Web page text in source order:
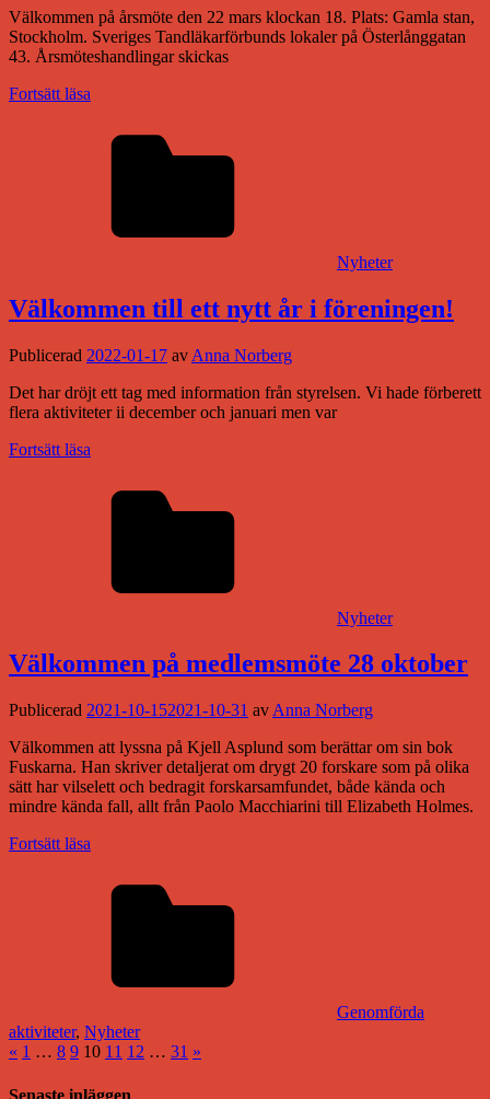
Välkommen på årsmöte den 22 mars klockan 18. Plats: Gamla stan,
Stockholm. Sveriges Tandläkarförbunds lokaler på Österlånggatan
43. Årsmöteshandlingar skickas
Fortsätt läsa
Nyheter
Välkommen till ett nytt år i föreningen!
Publicerad 2022-01-17 av Anna Norberg
Det har dröjt ett tag med information från styrelsen. Vi hade förberett
flera aktiviteter ii december och januari men var
Fortsätt läsa
Nyheter
Välkommen på medlemsmöte 28 oktober
Publicerad 2021-10-152021-10-31 av Anna Norberg
Välkommen att lyssna på Kjell Asplund som berättar om sin bok
Fuskarna. Han skriver detaljerat om drygt 20 forskare som på olika
sätt har vilselett och bedragit forskarsamfundet, både kända och
mindre kända fall, allt från Paolo Macchiarini till Elizabeth Holmes.
Fortsätt läsa
Genomförda
aktiviteter, Nyheter
Sidnumrering
för
« Föregående
1 … 8 9 10 11 12 … 31 Nästa
»
Senaste inläggen